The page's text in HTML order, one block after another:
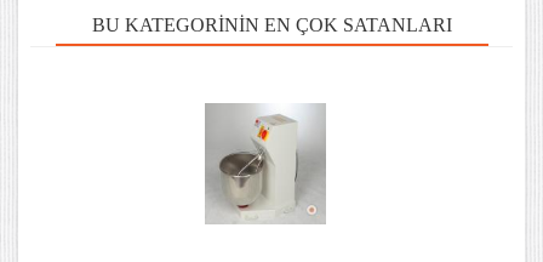
BU KATEGORININ EN ÇOK SATANLARI